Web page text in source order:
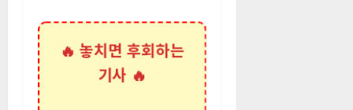
🔥 놓치면 후회하는
기사 🔥